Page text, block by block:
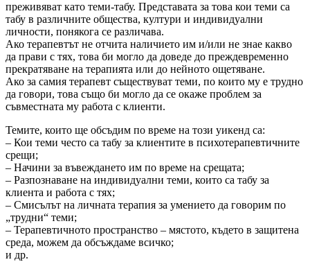
преживяват като теми-табу. Представата за това кои теми са
табу в различните общества, култури и индивидуални
личности, понякога се различава.
Ако терапевтът не отчита наличието им и/или не знае какво
да прави с тях, това би могло да доведе до преждевременно
прекратяване на терапията или до нейното ощетяване.
Ако за самия терапевт съществуват теми, по които му е трудно
да говори, това също би могло да се окаже проблем за
съвместната му работа с клиенти.
Темите, които ще обсъдим по време на този уикенд са:
– Кои теми често са табу за клиентите в психотерапевтичните
срещи;
– Начини за въвеждането им по време на срещата;
– Разпознаване на индивидуални теми, които са табу за
клиента и работа с тях;
– Смисълът на личната терапия за умението да говорим по
„трудни“ теми;
– Терапевтичното пространство – мястото, където в защитена
среда, можем да обсъждаме всичко;
и др.